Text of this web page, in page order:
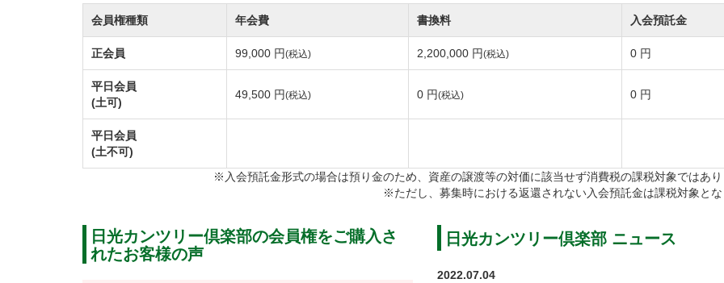
④面接を実施し、理事会にて入会を審議する。
⑤入会承認後、入会金と年会費の請求書を郵送する。 ⑥入会金と年会費（月割）の入金確認にて手続き
する。
□必要書類
・入会申込書 １通 ・紹介者の推薦書 ２通（２名分）
・表明保証書 １通
・戸籍抄本または住民票 １通
・ハンディキャップ証明書（他クラブで取得している場合）１通
・最近撮影した証明用写真（５㎝×５㎝）
会員権種類 年会費 書換料 入会預託金
正会員 99,000 円(税込) 2,200,000 円(税込) 0 円
平日会員
(土可)
49,500 円(税込) 0 円(税込) 0 円
平日会員
(土不可)
※入会預託金形式の場合は預り金のため、資産の譲渡等の対価に該当せず消費税の課税対象ではあ
※ただし、募集時における返還されない入会預託金は課税対象と
日光カンツリー倶楽部の会員権をご購入さ
れたお客様の声
日光カンツリー倶楽部 ニュース
2022.07.04